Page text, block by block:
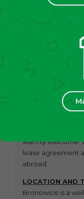
A cozy 35m²
couple. It
kitchen, a
well-thought-out
the interior offers
Room
oven,
Bathroom
Living room:
The apartment is
warmly welcome.
lease agreement
abroad.
LOCATION AND
Bronowice is a